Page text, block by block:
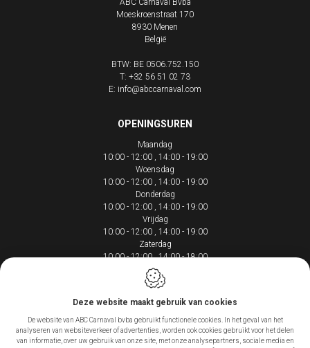
ABC Carnaval Bvba
Moeskroenstraat 170
8930 Menen
België
BTW: BE 0506.752.150
T: +32 56 51 02 73
E: info@abccarnaval.com
OPENINGSUREN
Maandag
10:00 - 12:00
14:00 - 19:00
Woensdag
10:00 - 12:00
14:00 - 19:00
Donderdag
10:00 - 12:00
14:00 - 19:00
Vrijdag
10:00 - 12:00
14:00 - 19:00
Zaterdag
10:00 - 12:00
14:00 - 18:00
Webdesign by IDcreation 2020
Cookie policy
Deze website maakt gebruik van cookies
De website van ABC Carnaval bvba gebruikt functionele cookies. In het geval van het
analyseren van websiteverkeer of advertenties, worden ook cookies gebruikt voor het delen
van informatie, over uw gebruik van onze site, met onze analysepartners, sociale media en